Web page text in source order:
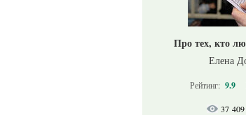
Про тех, кто
Елена
Рейтинг: 9.9
37 409